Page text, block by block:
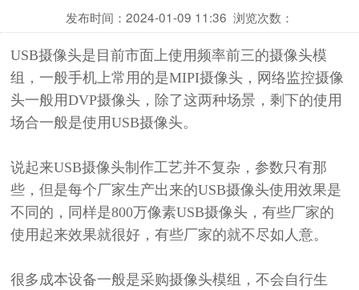
发布时间：2024-01-09 11:36 浏览次数：
USB摄像头是目前市面上使用频率前三的摄像头模
组，一般手机上常用的是MIPI摄像头，网络监控摄像
头一般用DVP摄像头，除了这两种场景，剩下的使用
场合一般是使用USB摄像头。
说起来USB摄像头制作工艺并不复杂，参数只有那
些，但是每个厂家生产出来的USB摄像头使用效果是
不同的，同样是800万像素USB摄像头，有些厂家的
使用起来效果就很好，有些厂家的就不尽如人意。
很多成本设备一般是采购摄像头模组，不会自行生